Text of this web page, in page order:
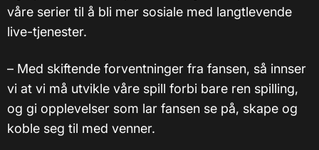
våre serier til å bli mer sosiale med langtlevende
live-tjenester.
– Med skiftende forventninger fra fansen, så innser
vi at vi må ​utvikle våre spill forbi bare ren spilling,
og gi opplevelser som lar fansen se på, skape og
koble seg til med venner.